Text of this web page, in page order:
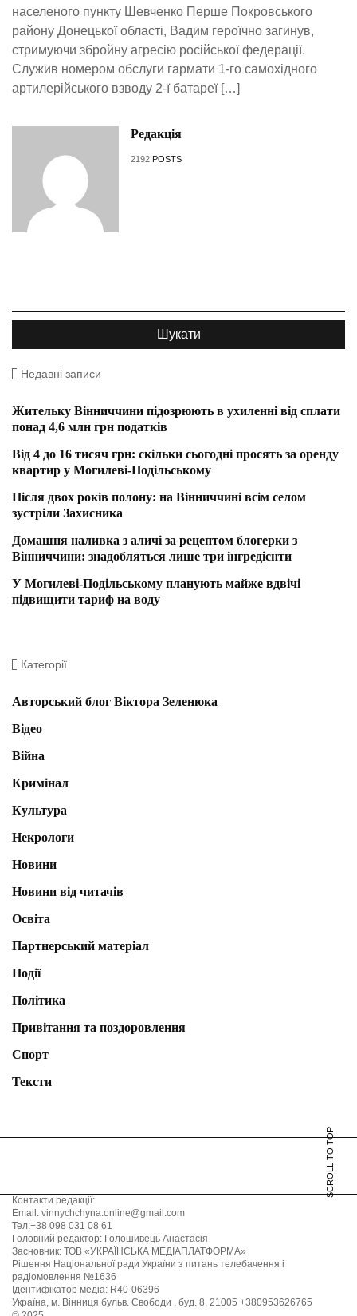
населеного пункту Шевченко Перше Покровського
району Донецької області, Вадим героїчно загинув,
стримуючи збройну агресію російської федерації.
Служив номером обслуги гармати 1-го самохідного
артилерійського взводу 2-ї батареї […]
Редакція
2192 POSTS
Недавні записи
Жительку Вінниччини підозрюють в ухиленні від сплати
понад 4,6 млн грн податків
Від 4 до 16 тисяч грн: скільки сьогодні просять за оренду
квартир у Могилеві-Подільському
Після двох років полону: на Вінниччині всім селом
зустріли Захисника
Домашня наливка з аличі за рецептом блогерки з
Вінниччини: знадобляться лише три інгредієнти
У Могилеві-Подільському планують майже вдвічі
підвищити тариф на воду
Категорії
Авторський блог Віктора Зеленюка
Відео
Війна
Кримінал
Культура
Некрологи
Новини
Новини від читачів
Освіта
Партнерський матеріал
Події
Політика
Привітання та поздоровлення
Спорт
Тексти
SCROLL TO TOP
Контакти редакції:
Email: vinnychchyna.online@gmail.com
Тел:+38 098 031 08 61
Головний редактор: Голошивець Анастасія
Засновник: ТОВ «УКРАЇНСЬКА МЕДІАПЛАТФОРМА»
Рішення Національної ради України з питань телебачення і
радіомовлення №1636
Ідентифікатор медіа: R40-06396
Україна, м. Вінниця бульв. Свободи , буд. 8, 21005 +380953626765